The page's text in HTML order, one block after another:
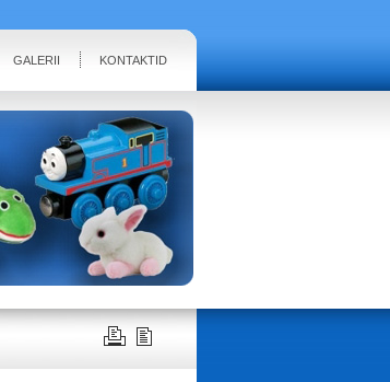
GALERII KONTAKTID